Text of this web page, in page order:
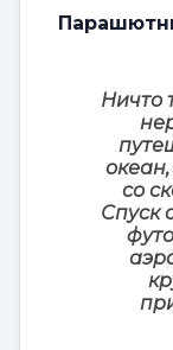
Ничто
со
Спуск